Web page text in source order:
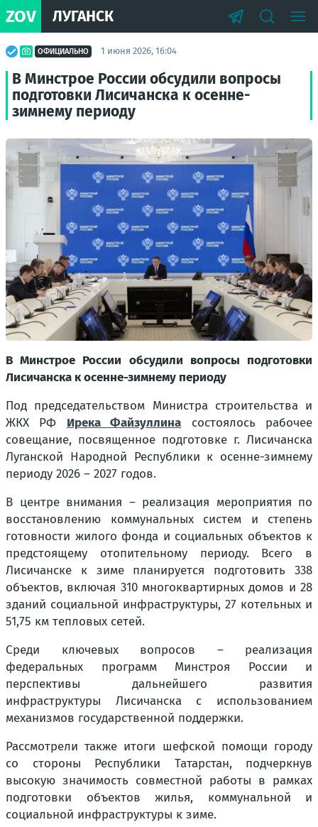
ZOV ЛУГАНСК
ОФИЦИАЛЬНО 1 июня 2026, 16:04
В Минстрое России обсудили вопросы
подготовки Лисичанска к осенне-
зимнему периоду
В Минстрое России обсудили вопросы подготовки
Лисичанска к осенне-зимнему периоду
Под председательством Министра строительства и
ЖКХ РФ Ирека Файзуллина состоялось рабочее
совещание, посвященное подготовке г. Лисичанска
Луганской Народной Республики к осенне-зимнему
периоду 2026 – 2027 годов.
В центре внимания – реализация мероприятия по
восстановлению коммунальных систем и степень
готовности жилого фонда и социальных объектов к
предстоящему отопительному периоду. Всего в
Лисичанске к зиме планируется подготовить 338
объектов, включая 310 многоквартирных домов и 28
зданий социальной инфраструктуры, 27 котельных и
51,75 км тепловых сетей.
Среди ключевых вопросов – реализация
федеральных программ Минстроя России и
перспективы дальнейшего развития
инфраструктуры Лисичанска с использованием
механизмов государственной поддержки.
Рассмотрели также итоги шефской помощи городу
со стороны Республики Татарстан, подчеркнув
высокую значимость совместной работы в рамках
подготовки объектов жилья, коммунальной и
социальной инфраструктуры к зиме.